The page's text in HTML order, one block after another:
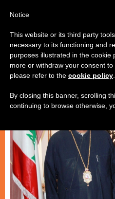
كنيسة محليّة, مسيحيون مضطَهَدون
Notice
This website or its third party
necessary to its functioning and
purposes illustrated in the cookie
more or withdraw your consent
please refer to the cookie policy
By closing this banner, scrolling
continuing to browse otherwise,